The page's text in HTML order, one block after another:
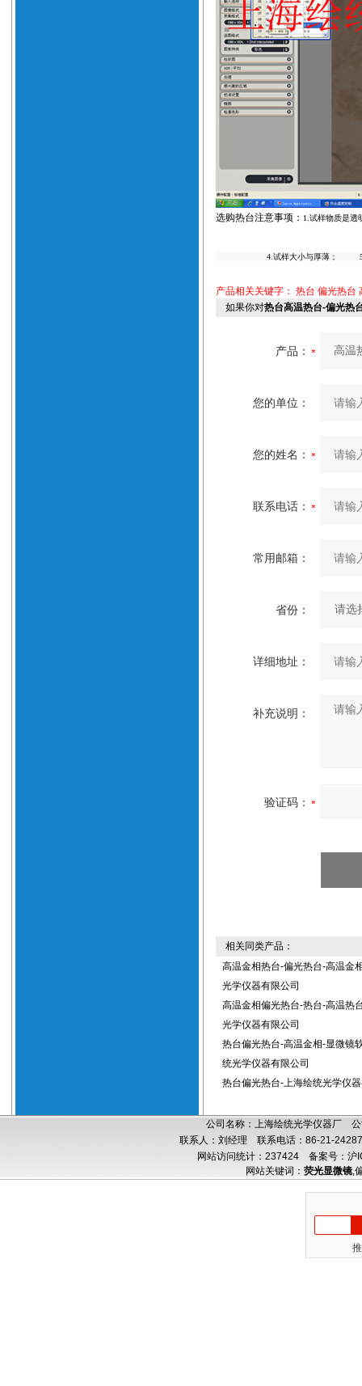
选购热台注意事项： 1.试样物质是
4.试样大小与厚薄； 5.实验时
产品相关关键字： 热台 偏光热台
如果你对热台高温热台-偏光热
产品：
您的单位：
您的姓名：
联系电话：
常用邮箱：
省份：
详细地址：
补充说明：
验证码：
相关同类产品：
高温金相热台-偏光热台-高温金
光学仪器有限公司
高温金相偏光热台-热台-高温热
光学仪器有限公司
热台偏光热台-高温金相-显微镜
统光学仪器有限公司
热台偏光热台-上海绘统光学仪
公司名称：上海绘统光学仪器厂
联系人：刘经理 联系电话：86-21-
网站访问统计：237424 备案号：沪
网站关键词： 荧光显微镜,